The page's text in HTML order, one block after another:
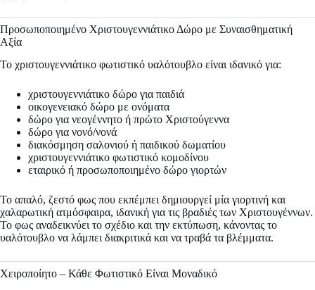
Προσωποποιημένο Χριστουγεννιάτικο Δώρο με Συναισθηματική
Αξία
Το χριστουγεννιάτικο φωτιστικό υαλότουβλο είναι ιδανικό για:
χριστουγεννιάτικο δώρο για παιδιά
οικογενειακό δώρο με ονόματα
δώρο για νεογέννητο ή πρώτο Χριστούγεννα
δώρο για νονό/νονά
διακόσμηση σαλονιού ή παιδικού δωματίου
χριστουγεννιάτικο φωτιστικό κομοδίνου
εταιρικό ή προσωποποιημένο δώρο γιορτών
Το απαλό, ζεστό φως που εκπέμπει δημιουργεί μία γιορτινή και
χαλαρωτική ατμόσφαιρα, ιδανική για τις βραδιές των Χριστουγέννων.
Το φως αναδεικνύει το σχέδιο και την εκτύπωση, κάνοντας το
υαλότουβλο να λάμπει διακριτικά και να τραβά τα βλέμματα.
Χειροποίητο – Κάθε Φωτιστικό Είναι Μοναδικό